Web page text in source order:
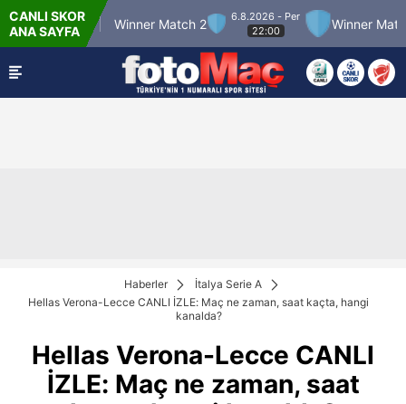
CANLI SKOR
ANA SAYFA
Match 12 Winner Match 2
6.8.2026 - Per
22:00
Winner Match 3
Haberler
İtalya Serie A
Hellas Verona-Lecce CANLI İZLE: Maç ne zaman, saat kaçta, hangi
kanalda?
Hellas Verona-Lecce CANLI
İZLE: Maç ne zaman, saat